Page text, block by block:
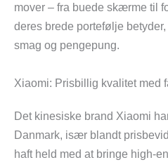
mover – fra buede skærme til
deres brede portefølje
smag og pengepung.
Xiaomi: Prisbillig kvalitet med
Det kinesiske brand Xiaomi
Danmark, især blandt
haft held med at bringe high-